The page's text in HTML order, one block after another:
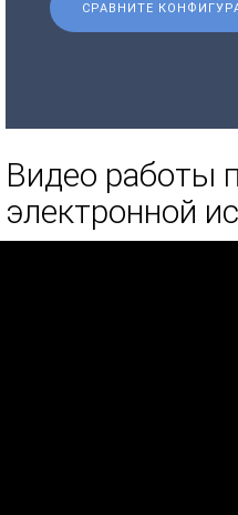
СРАВНИТЕ
Видео работы
электронной